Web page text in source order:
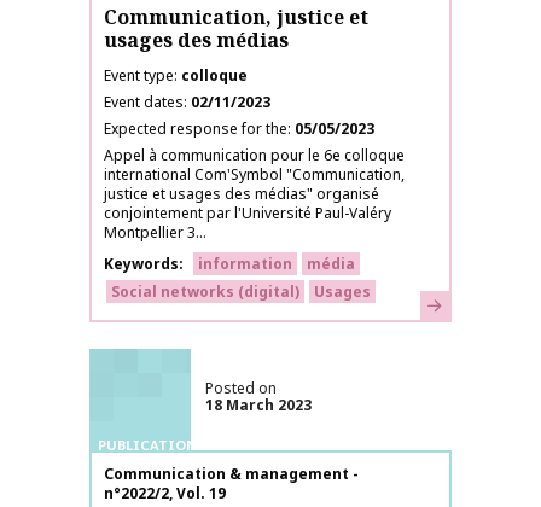
Communication, justice et
usages des médias
Event type colloque
Event dates 02/11/2023
Expected response for the 05/05/2023
Appel à communication pour le 6e colloque
international Com'Symbol "Communication,
justice et usages des médias" organisé
conjointement par l'Université Paul-Valéry
Montpellier 3...
Keywords
information
média
Social networks (digital)
Usages Learn more
PUBLICATIONS
Posted on
18 March 2023
Publication name
Communication & management -
n°2022/2, Vol. 19